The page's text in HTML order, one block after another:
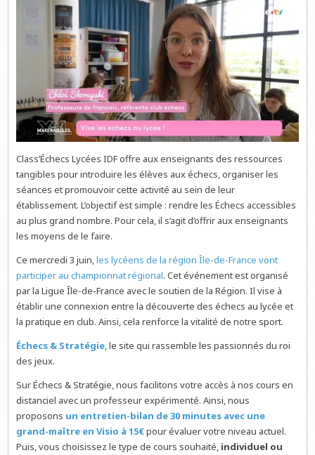
Class’Échecs Lycées IDF offre aux enseignants des ressources
tangibles pour introduire les élèves aux échecs, organiser les
séances et promouvoir cette activité au sein de leur
établissement. L’objectif est simple : rendre les Échecs accessibles
au plus grand nombre. Pour cela, il s’agit d’offrir aux enseignants
les moyens de le faire.
Ce mercredi 3 juin,les lycéens de la région Île-de-France vont
participer au championnat régional. Cet événement est organisé
par la Ligue Île-de-France avec le soutien de la Région. Il vise à
établir une connexion entre la découverte des échecs au lycée et
la pratique en club. Ainsi, cela renforce la vitalité de notre sport.
Échecs & Stratégie, le site qui rassemble les passionnés du roi
des jeux.
Sur Échecs & Stratégie, nous facilitons votre accès à nos cours en
distanciel avec un professeur expérimenté. Ainsi, nous
proposons un entretien-bilan de 30 minutes avec une
grand-maître en Visio à 15€pour évaluer votre niveau actuel.
Puis, vous choisissez le type de cours souhaité, individuel ou